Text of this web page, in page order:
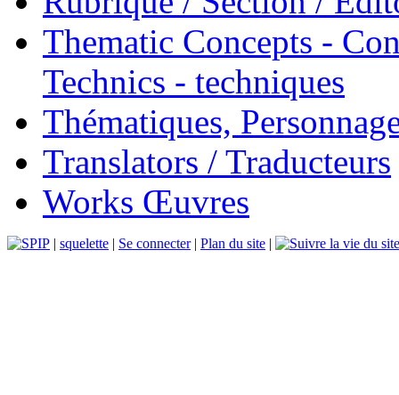
Thematic Concepts -
Technics - techniques
Thématiques,
Translators / Traducteurs
Works Œuvres
| squelette | Se connecter| Plan du site |